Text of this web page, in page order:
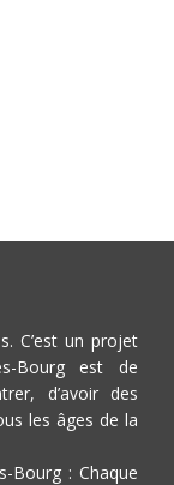
C’est un projet
Bourg est de
d’avoir des
les âges de la
Bourg : Chaque